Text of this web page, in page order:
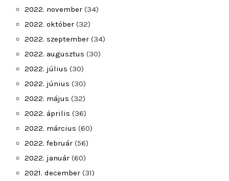
2022. november (34)
2022. október (32)
2022. szeptember (34)
2022. augusztus (30)
2022. július (30)
2022. június (30)
2022. május (32)
2022. április (36)
2022. március (60)
2022. február (56)
2022. január (60)
2021. december (31)